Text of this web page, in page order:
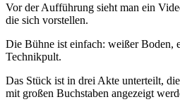
Vor der Aufführung sieht man ein
die sich vorstellen.
Die Bühne ist einfach: weißer Boden,
Technikpult.
Das Stück ist in drei Akte unterteilt,
mit großen Buchstaben angezeigt